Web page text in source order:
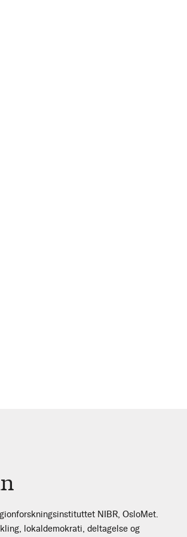
NIBR, OsloMet.
lokaldemokrati, deltagelse og